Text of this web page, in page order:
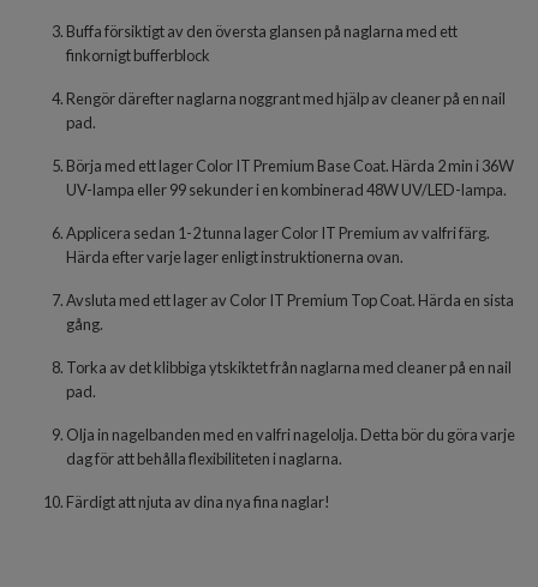
Buffa försiktigt av den översta glansen på naglarna med ett
finkornigt bufferblock
Rengör därefter naglarna noggrant med hjälp av cleaner på en nail
pad.
Börja med ett lager Color IT Premium Base Coat. Härda 2 min i 36W
UV-lampa eller 99 sekunder i en kombinerad 48W UV/LED-lampa.
Applicera sedan 1-2 tunna lagerColor IT Premium av valfri färg.
Härda efter varje lagerenligt instruktionerna ovan.
Avsluta med ett lageravColor IT Premium Top Coat. Härda en sista
gång.
Torka av det klibbiga ytskiktet från naglarna med cleaner på en nail
pad.
Olja in nagelbanden med en valfri nagelolja. Detta bör du göra varje
dag för att behålla flexibiliteten i naglarna.
Färdigtatt njuta av dina nya fina naglar!